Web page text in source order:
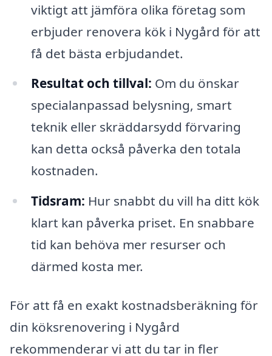
viktigt att jämföra olika företag som
erbjuder renovera kök i Nygård för att
få det bästa erbjudandet.
Resultat och tillval: Om du önskar
specialanpassad belysning, smart
teknik eller skräddarsydd förvaring
kan detta också påverka den totala
kostnaden.
Tidsram: Hur snabbt du vill ha ditt kök
klart kan påverka priset. En snabbare
tid kan behöva mer resurser och
därmed kosta mer.
För att få en exakt kostnadsberäkning för
din köksrenovering i Nygård
rekommenderar vi att du tar in fler